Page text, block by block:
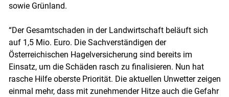
sowie Grünland.
“Der Gesamtschaden in der Landwirtschaft beläuft sich
auf 1,5 Mio. Euro. Die Sachverständigen der
Österreichischen Hagelversicherung sind bereits im
Einsatz, um die Schäden rasch zu finalisieren. Nun hat
rasche Hilfe oberste Priorität. Die aktuellen Unwetter zeigen
einmal mehr, dass mit zunehmender Hitze auch die Gefahr